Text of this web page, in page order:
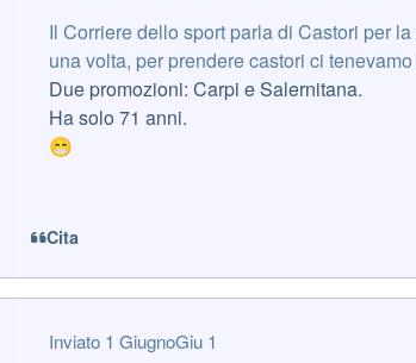
Il Corriere dello sport parla di Castori per
una volta, per prendere castori ci
Due promozioni: Carpi e Salernitana.
Ha solo 71 anni.
😁
Cita
Inviato 1 GiugnoGiu 1